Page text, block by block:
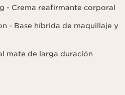
- Crema reafirmante corporal
- Base híbrida de maquillaje y
mate de larga duración